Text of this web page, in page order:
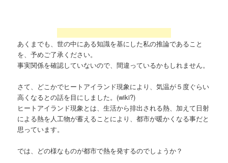
あくまでも、世の中にある知識を基にした私の推論であること
を、予めご了承ください。
事実関係を確認していないので、間違っているかもしれません。
さて、どこかでヒートアイランド現象により、気温が５度ぐらい
高くなるとの話を目にしました。(wiki?)
ヒートアイランド現象とは、生活から排出される熱、加えて日射
による熱を人工物が蓄えることにより、都市が暖かくなる事だと
思っています。
では、どの様なものが都市で熱を発するのでしょうか？